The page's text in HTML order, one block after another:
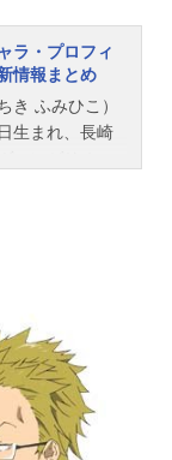
ラ・プロフィ
情報まとめ
き ふみひこ）
生まれ、長崎
演じていま